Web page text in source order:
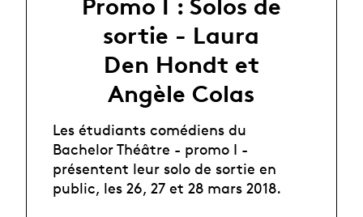
Promo I : Solos de
sortie - Laura
Den Hondt et
Angèle Colas
Les étudiants comédiens du
Bachelor Théâtre - promo I -
présentent leur solo de sortie en
public, les 26, 27 et 28 mars 2018.